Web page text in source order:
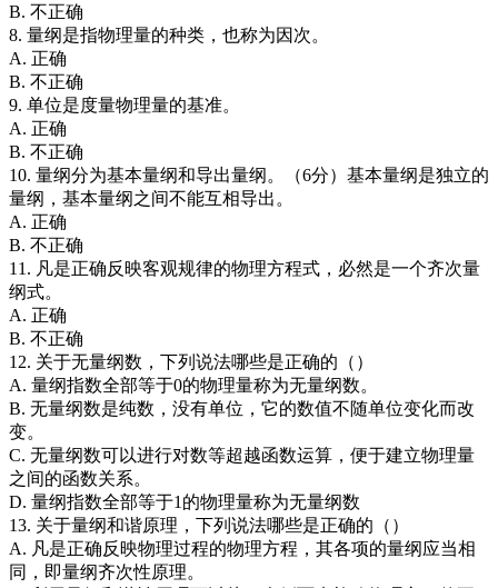
B. 不正确
8. 量纲是指物理量的种类，也称为因次。
A. 正确
B. 不正确
9. 单位是度量物理量的基准。
A. 正确
B. 不正确
10. 量纲分为基本量纲和导出量纲。（6分）基本量纲是独立的
量纲，基本量纲之间不能互相导出。
A. 正确
B. 不正确
11. 凡是正确反映客观规律的物理方程式，必然是一个齐次量
纲式。
A. 正确
B. 不正确
12. 关于无量纲数，下列说法哪些是正确的（）
A. 量纲指数全部等于0的物理量称为无量纲数。
B. 无量纲数是纯数，没有单位，它的数值不随单位变化而改
变。
C. 无量纲数可以进行对数等超越函数运算，便于建立物理量
之间的函数关系。
D. 量纲指数全部等于1的物理量称为无量纲数
13. 关于量纲和谐原理，下列说法哪些是正确的（）
A. 凡是正确反映物理过程的物理方程，其各项的量纲应当相
同，即量纲齐次性原理。